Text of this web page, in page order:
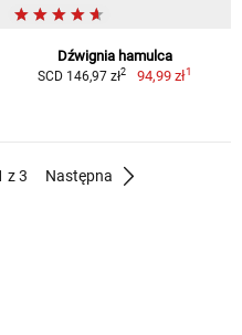
Dźwignia hamulca
SCD 146,97 zł2 94,99 zł1
z 3 Następna